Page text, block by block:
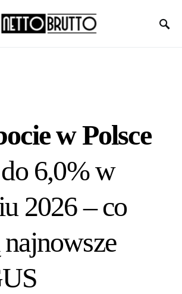
w Polsce
do 6,0% w
2026 – co